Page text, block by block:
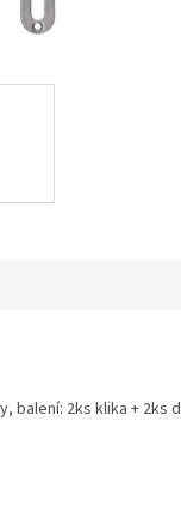
balení: 2ks klika + 2ks